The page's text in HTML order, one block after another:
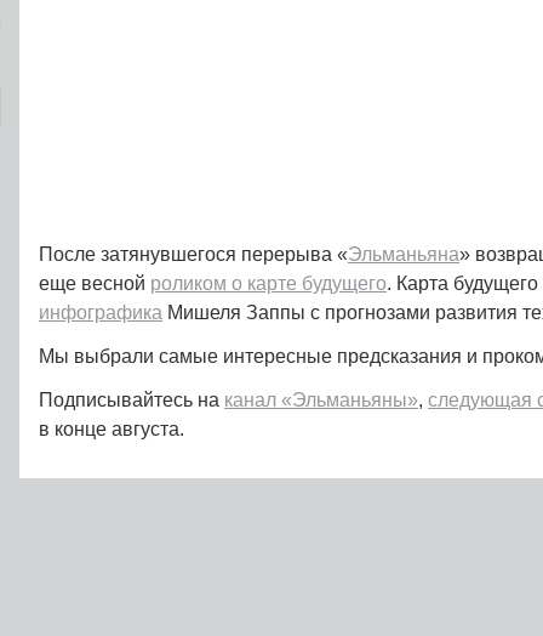
После затянувшегося перерыва «Эльманьяна»
еще весной роликом о карте будущего. Карта
инфографика Мишеля Заппы с прогнозами развития
Мы выбрали самые интересные предсказания и
Подписывайтесь на канал «Эльманьяны», следующая
в конце августа.